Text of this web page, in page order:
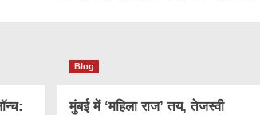
Blog
मुंबई में ‘महिला राज’ तय, तेजस्वी